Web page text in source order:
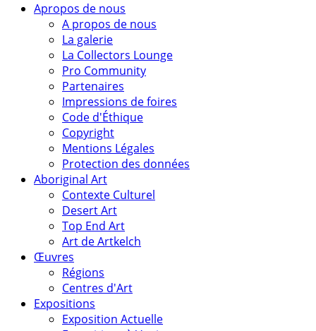
Apropos de nous
A propos de nous
La galerie
La Collectors Lounge
Pro Community
Partenaires
Impressions de foires
Code d'Éthique
Copyright
Mentions Légales
Protection des données
Aboriginal Art
Contexte Culturel
Desert Art
Top End Art
Art de Artkelch
Œuvres
Régions
Centres d'Art
Expositions
Exposition Actuelle